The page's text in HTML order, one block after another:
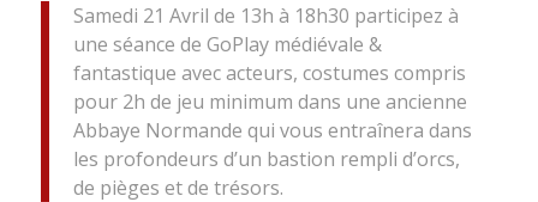
Samedi 21 Avril de 13h à 18h30 participez à
une séance de GoPlay médiévale &
fantastique avec acteurs, costumes compris
pour 2h de jeu minimum dans une ancienne
Abbaye Normande qui vous entraînera dans
les profondeurs d’un bastion rempli d’orcs,
de pièges et de trésors.